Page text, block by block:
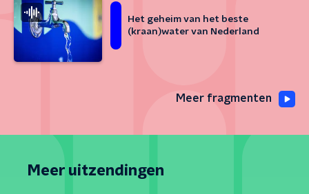
Het geheim van het beste
(kraan)water van Nederland
Meer fragmenten
Meer uitzendingen